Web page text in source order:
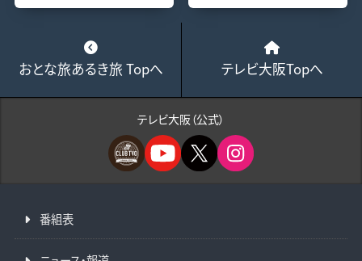
おとな旅あるき旅 Topへ テレビ大阪Topへ
テレビ大阪（公式）
番組表